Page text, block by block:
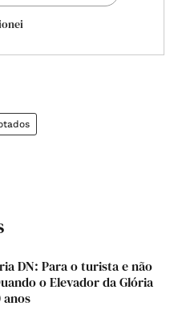
DN: Para o turista e não
o Elevador da Glória
anos